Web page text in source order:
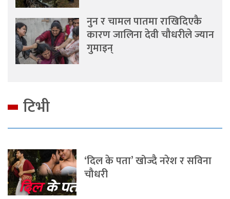
नुन र चामल पातमा राखिदिएकै
कारण जालिना देवी चौधरीले ज्यान
गुमाइन्
टिभी
‘दिल के पता’ खोज्दै नरेश र सविना
चौधरी